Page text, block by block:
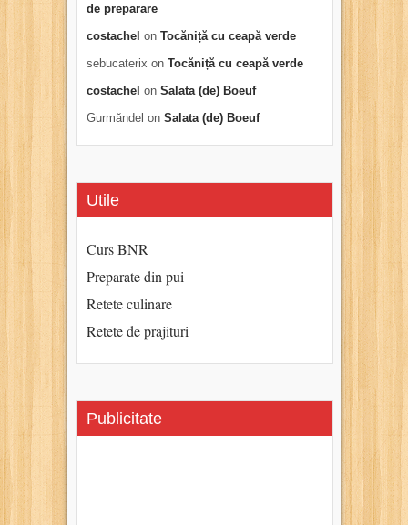
de preparare
costachel on Tocăniță cu ceapă verde
sebucaterix on Tocăniță cu ceapă verde
costachel on Salata (de) Boeuf
Gurmăndel on Salata (de) Boeuf
Utile
Curs BNR
Preparate din pui
Retete culinare
Retete de prajituri
Publicitate